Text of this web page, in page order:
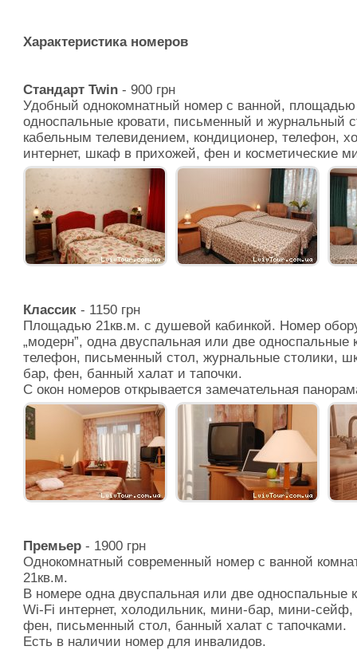
Характеристика номеров
Стандарт Twin- 900 грн
Удобный однокомнатный номер с ванной,
односпальные кровати, письменный и журнальный
кабельным телевидением, кондиционер, телефон,
интернет, шкаф в прихожей, фен и косметические
Классик- 1150 грн
Площадью 21кв.м. с душевой кабинкой. Номер
„модерн”, одна двуспальная или две односпальные
телефон, письменный стол, журнальные столики,
бар, фен, банный халат и тапочки.
С окон номеров открывается замечательная
Премьер- 1900 грн
Однокомнатный современный номер с ванной
21кв.м.
В номере одна двуспальная или две односпальные
Wi-Fi интернет, холодильник, мини-бар, мини-сейф,
фен, письменный стол, банный халат с тапочками.
Есть в наличии номер для инвалидов.